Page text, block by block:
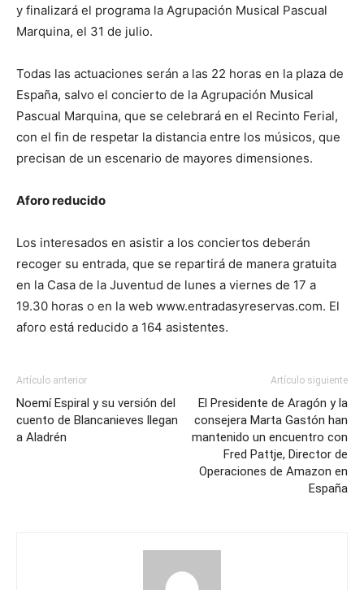
y finalizará el programa la Agrupación Musical Pascual
Marquina, el 31 de julio.
Todas las actuaciones serán a las 22 horas en la plaza de
España, salvo el concierto de la Agrupación Musical
Pascual Marquina, que se celebrará en el Recinto Ferial,
con el fin de respetar la distancia entre los músicos, que
precisan de un escenario de mayores dimensiones.
Aforo reducido
Los interesados en asistir a los conciertos deberán
recoger su entrada, que se repartirá de manera gratuita
en la Casa de la Juventud de lunes a viernes de 17 a
19.30 horas o en la web www.entradasyreservas.com. El
aforo está reducido a 164 asistentes.
Artículo anterior
Noemí Espiral y su versión del
cuento de Blancanieves llegan
a Aladrén
Artículo siguiente
El Presidente de Aragón y la
consejera Marta Gastón han
mantenido un encuentro con
Fred Pattje, Director de
Operaciones de Amazon en
España